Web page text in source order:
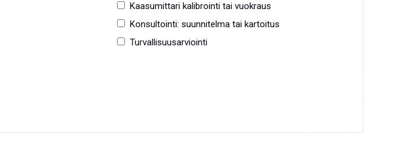
Kaasumittari kalibrointi tai vuokraus
Konsultointi: suunnitelma tai kartoitus
Turvallisuusarviointi